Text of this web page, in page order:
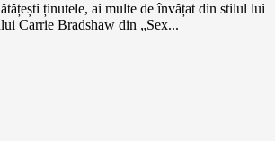
ținutele, ai multe de învățat din stilul lui
Carrie Bradshaw din „Sex...